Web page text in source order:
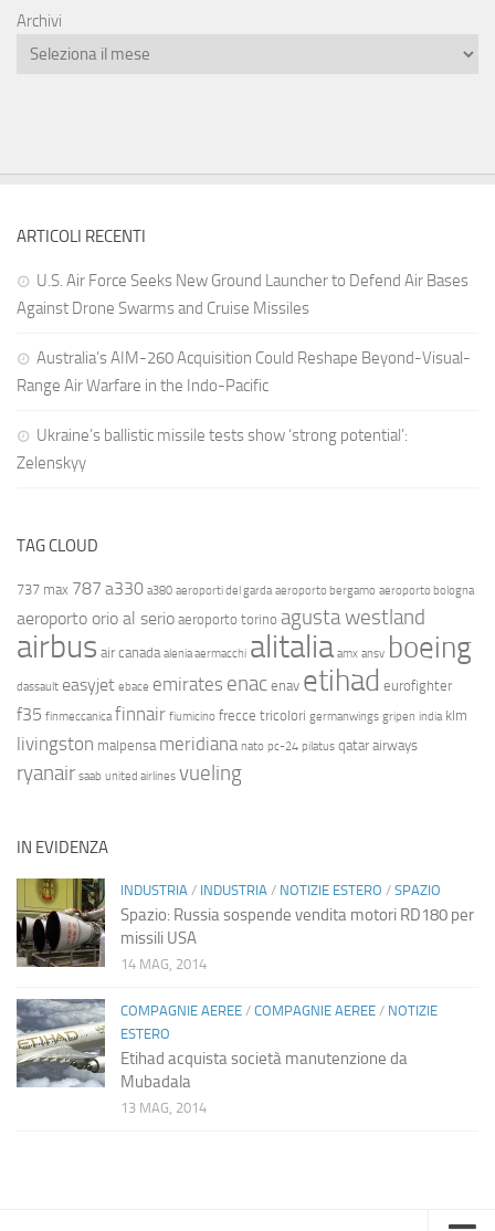
Archivi
ARTICOLI RECENTI
U.S. Air Force Seeks New Ground Launcher to Defend Air Bases
Against Drone Swarms and Cruise Missiles
Australia’s AIM-260 Acquisition Could Reshape Beyond-Visual-
Range Air Warfare in the Indo-Pacific
Ukraine’s ballistic missile tests show ‘strong potential’:
Zelenskyy
TAG CLOUD
737 max 787 a330 a380 aeroporti del garda aeroporto bergamo aeroporto bologna
aeroporto orio al serio aeroporto torino agusta westland
airbus air canada alenia aermacchi alitalia amx ansv boeing
dassault easyjet ebace emirates enac enav etihad eurofighter
f35 finmeccanica finnair fiumicino frecce tricolori germanwings gripen india klm
livingston malpensa meridiana nato pc-24 pilatus qatar airways
ryanair saab united airlines vueling
IN EVIDENZA
INDUSTRIA / INDUSTRIA / NOTIZIE ESTERO / SPAZIO
Spazio: Russia sospende vendita motori RD180 per
missili USA
14 MAG, 2014
COMPAGNIE AEREE / COMPAGNIE AEREE / NOTIZIE
ESTERO
Etihad acquista società manutenzione da
Mubadala
13 MAG, 2014